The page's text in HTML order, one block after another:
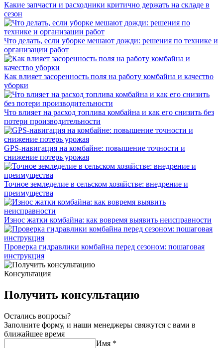
Какие запчасти и расходники критично держать на складе в
сезон
Что делать, если уборке мешают дожди: решения по технике и
организации работ
Как влияет засоренность поля на работу комбайна и качество
уборки
Что влияет на расход топлива комбайна и как его снизить без
потери производительности
GPS-навигация на комбайне: повышение точности и
снижение потерь урожая
Точное земледелие в сельском хозяйстве: внедрение и
преимущества
Износ жатки комбайна: как вовремя выявить неисправности
Проверка гидравлики комбайна перед сезоном: пошаговая
инструкция
Консультация
Получить консультацию
Остались вопросы?
Заполните форму, и наши менеджеры свяжутся с вами в
ближайшее время
Имя *